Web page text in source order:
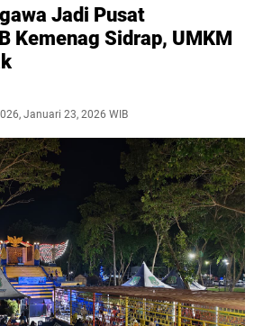
Jadi Pusat
Kemenag Sidrap, UMKM
Januari 23, 2026 WIB